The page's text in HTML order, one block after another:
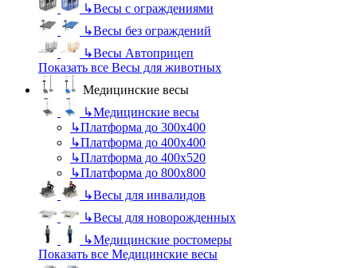
↳Весы с ограждениями
↳Весы без ограждений
↳Весы Автоприцеп
Показать все Весы для животных
Медицинские весы
↳Медицинские весы
↳Платформа до 300х400
↳Платформа до 400х400
↳Платформа до 400х520
↳Платформа до 800х800
↳Весы для инвалидов
↳Весы для новорожденных
↳Медицинские ростомеры
Показать все Медицинские весы